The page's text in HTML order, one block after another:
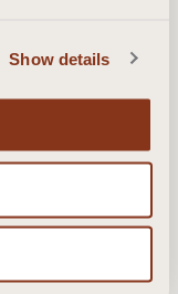
Show details